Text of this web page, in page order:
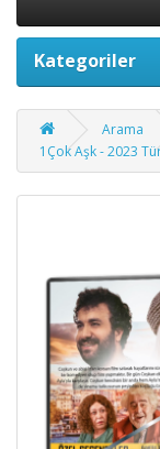
Kategoriler
Arama
1Çok Aşk - 2023